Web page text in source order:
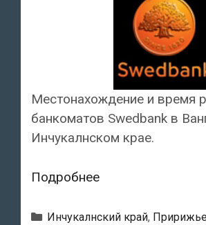
Местонахождение и время
банкоматов Swedbank в
Инчукалнском крае.
ПодробнееSwedbank
Банкоматы
Рубрики
Инчукалнский край,